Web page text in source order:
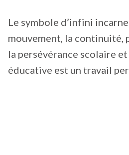
Le symbole d’infini
mouvement, la continuité,
la persévérance scolaire
éducative est un travail